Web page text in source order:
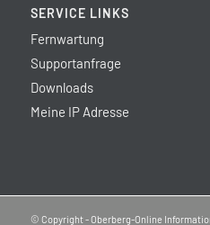
SERVICE LINKS
Fernwartung
Supportanfrage
Downloads
Meine IP Adresse
© Copyright - Oberberg-Online